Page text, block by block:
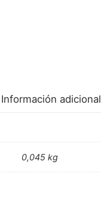
Información adicional
0,045 kg